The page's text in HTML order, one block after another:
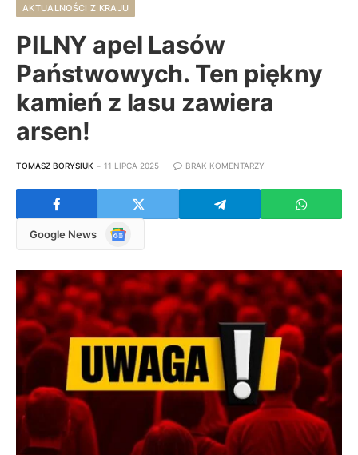
AKTUALNOŚCI Z KRAJU
PILNY apel Lasów
Państwowych. Ten piękny
kamień z lasu zawiera
arsen!
TOMASZ BORYSIUK 11 LIPCA 2025 BRAK KOMENTARZY
Google News
Google